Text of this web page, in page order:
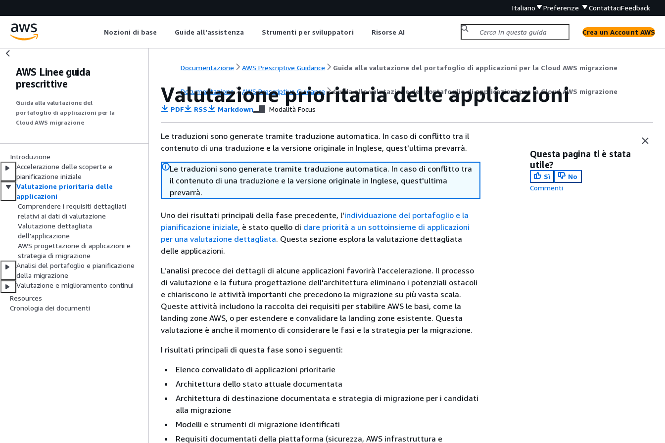
Italiano Preferenze ContattaciFeedback
Nozioni di base Guide all'assistenza Strumenti per sviluppatori Risorse AI Crea un Account AWS
AWS Linee guida
prescrittive
Guida alla valutazione del
portafoglio di applicazioni per la
Cloud AWS migrazione
Introduzione
Accelerazione delle scoperte e
pianificazione iniziale
Valutazione prioritaria delle
applicazioni
Comprendere i requisiti dettagliati
relativi ai dati di valutazione
Valutazione dettagliata
dell'applicazione
AWS progettazione di applicazioni e
strategia di migrazione
Analisi del portafoglio e pianificazione
della migrazione
Valutazione e miglioramento continui
Resources
Cronologia dei documenti
Documentazione AWS Prescriptive Guidance Guida alla valutazione del portafoglio di applicazioni per la Cloud AWS migrazione
Documentazione AWS Prescriptive Guidance Guida alla valutazione del portafoglio di applicazioni per la Cloud AWS migrazione
Valutazione prioritaria delle applicazioni
PDF RSS Markdown Modalità Focus
Le traduzioni sono generate tramite traduzione automatica. In caso di conflitto tra il
contenuto di una traduzione e la versione originale in Inglese, quest'ultima prevarrà.
Le traduzioni sono generate tramite traduzione automatica. In caso di conflitto tra
il contenuto di una traduzione e la versione originale in Inglese, quest'ultima
prevarrà.
Uno dei risultati principali della fase precedente, l'individuazione del portafoglio e la
pianificazione iniziale, è stato quello di dare priorità a un sottoinsieme di applicazioni
per una valutazione dettagliata. Questa sezione esplora la valutazione dettagliata
delle applicazioni.
L'analisi precoce dei dettagli di alcune applicazioni favorirà l'accelerazione. Il processo
di valutazione e la futura progettazione dell'architettura eliminano i potenziali ostacoli
e chiariscono le attività importanti che precedono la migrazione su più vasta scala.
Queste attività includono la raccolta dei requisiti per stabilire AWS le basi, come la
landing zone AWS, o per estendere e convalidare la landing zone esistente. Questa
valutazione è anche il momento di considerare le fasi e la strategia per la migrazione.
I risultati principali di questa fase sono i seguenti:
Elenco convalidato di applicazioni prioritarie
Architettura dello stato attuale documentata
Architettura di destinazione documentata e strategia di migrazione per i candidati
alla migrazione
Modelli e strumenti di migrazione identificati
Requisiti documentati della piattaforma (sicurezza, AWS infrastruttura e
Questa pagina ti è stata
utile?
Sì
No
Commenti